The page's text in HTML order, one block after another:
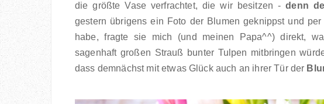
die größte Vase verfrachtet, die wir besitzen -denn
gestern übrigens ein Foto der Blumen geknippst und
habe, fragte sie mich (und meinen Papa^^) direkt,
sagenhaft großen Strauß bunter Tulpen mitbringen
dass demnächst mit etwas Glück auch an ihrer Tür der